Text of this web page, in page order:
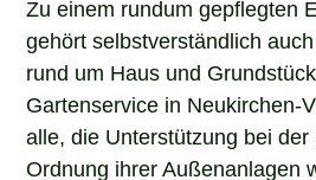
Zu einem rundum gepflegten
gehört selbstverständlich
rund um Haus und
Gartenservice in Neukirchen-
alle, die Unterstützung bei der
Ordnung ihrer Außenanlagen